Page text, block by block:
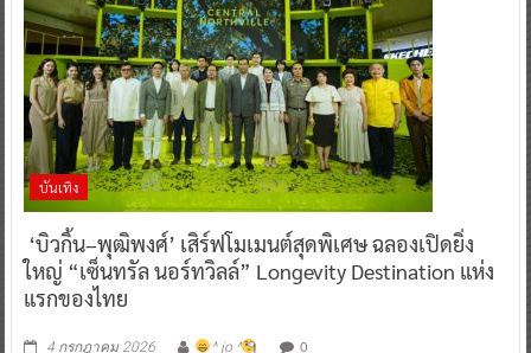
บันเทิง
‘บิวกิ้น–พุฒิพงศ์’ เสิร์ฟโมเมนต์สุดพิเศษ ฉลองเปิดยิ่ง
ใหญ่ “เซ็นทรัล นอร์ทวิลล์” Longevity Destination แห่ง
แรกของไทย
4 กรกฎาคม 2026 ^ jo ^ 0